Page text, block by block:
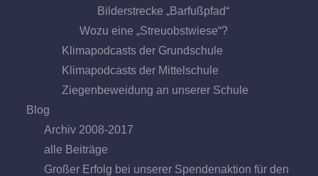
Bilderstrecke „Barfußpfad“
Wozu eine „Streuobstwiese“?
Klimapodcasts der Grundschule
Klimapodcasts der Mittelschule
Ziegenbeweidung an unserer Schule
Blog
Archiv 2008-2017
alle Beiträge
Großer Erfolg bei unserer Spendenaktion für den